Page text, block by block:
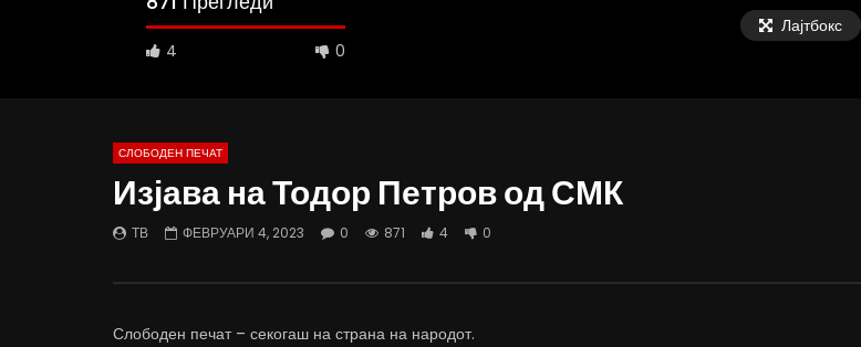
4 0
Лајтбокс
10:25 12:51
СЛОБОДЕН ПЕЧАТ
Изјава на Тодор Петров од СМК
ТВ ФЕВРУАРИ 4, 2023 0 871 4 0
Слободен печат – секогаш на страна на народот.